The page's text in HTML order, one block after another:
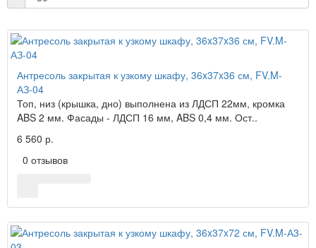
Антресоль закрытая к узкому шкафу, 36x37x36 см, FV.M-
АЗ-04
Топ, низ (крышка, дно) выполнена из ЛДСП 22мм, кромка
ABS 2 мм. Фасады - ЛДСП 16 мм, ABS 0,4 мм. Ост..
6 560 р.
0 отзывов